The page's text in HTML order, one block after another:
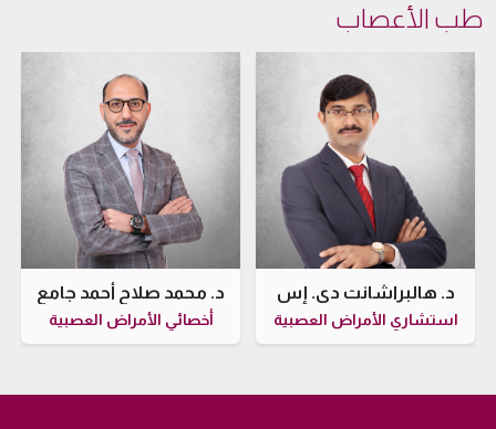
طب الأعصاب
د. هالبراشانت دي. إس
استشاري الأمراض العصبية
د. محمد صلاح أحمد جامع
أخصائي الأمراض العصبية